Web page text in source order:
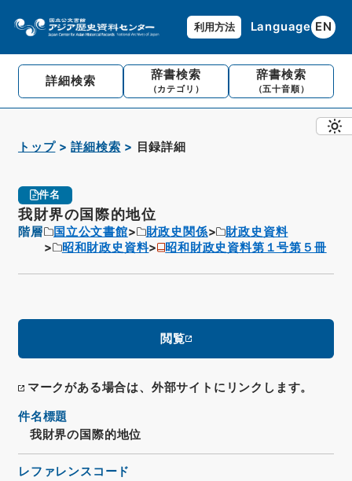
利用方法 Language EN
詳細検索 辞書検索
（カテゴリ）
辞書検索
（五十音順）
トップ 詳細検索 目録詳細
件名
我財界の国際的地位
階層 国立公文書館 財政史関係
財政史資料
昭和財政史資料
昭和財政史資料第１号第５冊
閲覧
マークがある場合は、外部サイトにリンクします。
件名標題
我財界の国際的地位
レファレンスコード